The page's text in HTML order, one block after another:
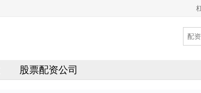
股票配资公司